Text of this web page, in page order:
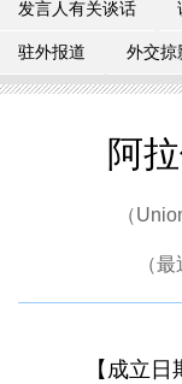
发言人有关谈话
驻外报道 外交掠
阿
（
（
【成立